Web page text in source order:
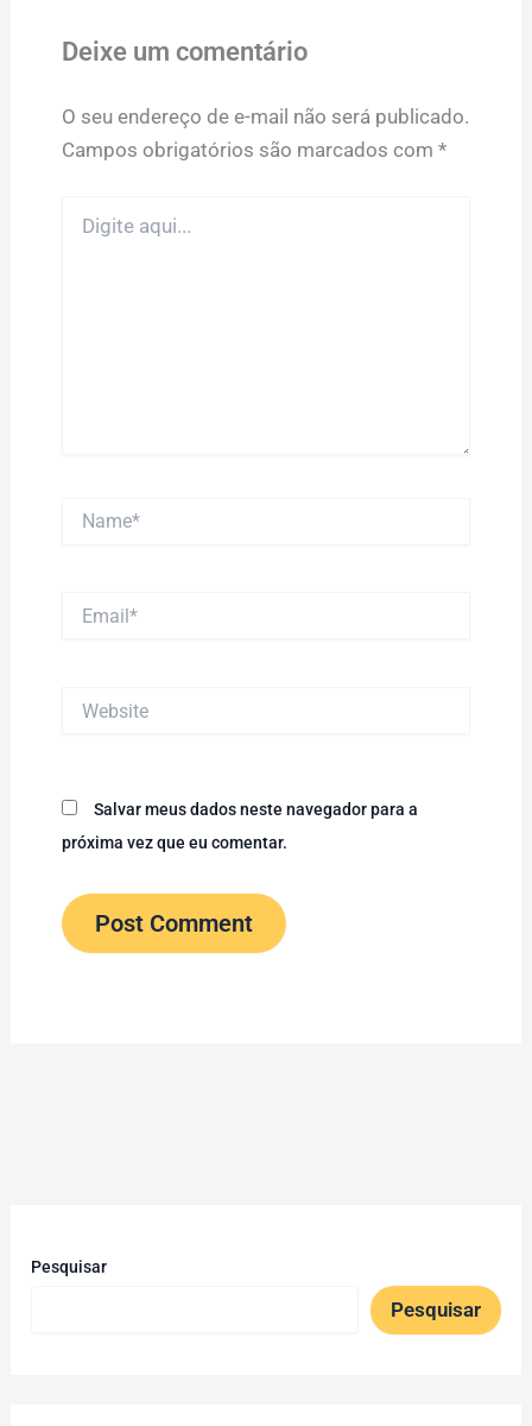
Deixe um comentário
O seu endereço de e-mail não será publicado.
Campos obrigatórios são marcados com *
aqui...
Salvar meus dados neste navegador para a
próxima vez que eu comentar.
Pesquisar
Pesquisar